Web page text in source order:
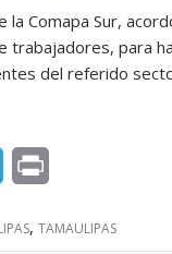
la Comapa Sur,
trabajadores, para
del referido
l
i
, TAMAULIPAS